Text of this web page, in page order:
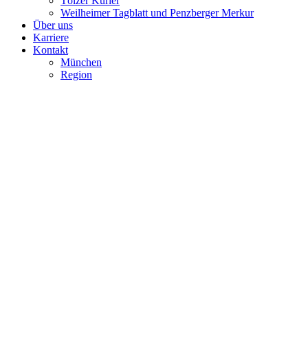
Weilheimer Tagblatt und Penzberger Merkur
Über uns
Karriere
Kontakt
München
Region